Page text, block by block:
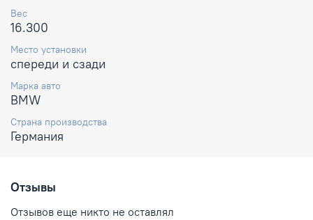
Вес
16.300
Место установки
спереди и сзади
Марка авто
BMW
Страна производства
Германия
Отзывы
Отзывов еще никто не оставлял